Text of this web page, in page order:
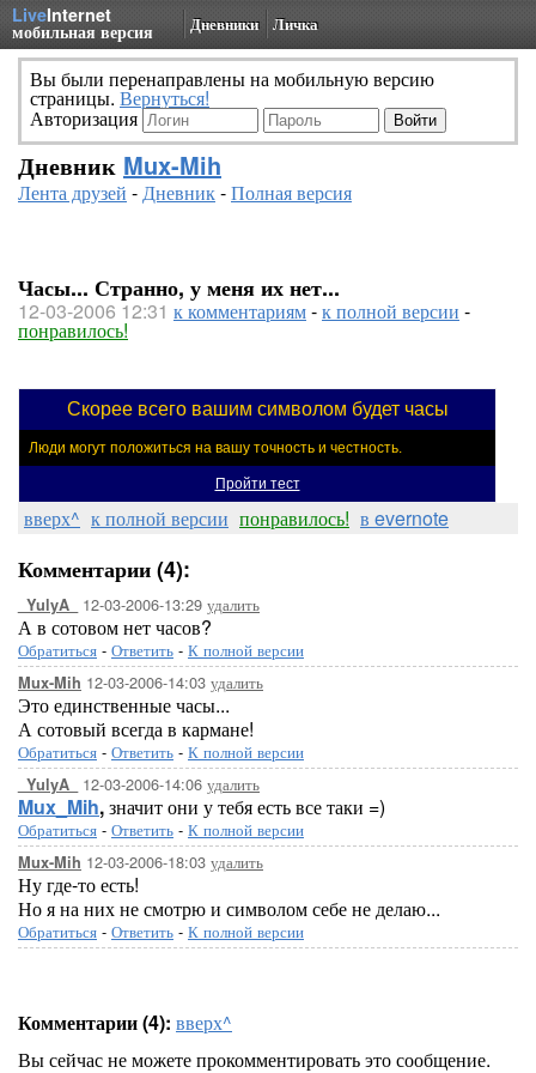
LiveInternet
мобильная версия Дневники Личка
Вы были перенаправлены на мобильную версию
страницы. Вернуться!
Авторизация
Дневник Mux-Mih
Лента друзей -Дневник-Полная версия
Часы... Странно, у меня их нет...
12-03-2006 12:31 к комментариям-к полной версии -
понравилось!
Скорее всего вашим символом будет часы
Люди могут положиться на вашу точность и честность.
Пройти тест
вверх^ к полной версии понравилось! в evernote
Комментарии (4):
_YulyA_ 12-03-2006-13:29 удалить
А в сотовом нет часов?
Обратиться - Ответить - К полной версии
Mux-Mih 12-03-2006-14:03 удалить
Это единственные часы...
А сотовый всегда в кармане!
Обратиться - Ответить - К полной версии
_YulyA_ 12-03-2006-14:06 удалить
Mux_Mih,значит они у тебя есть все таки =)
Обратиться - Ответить - К полной версии
Mux-Mih 12-03-2006-18:03 удалить
Ну где-то есть!
Но я на них не смотрю и символом себе не делаю...
Обратиться - Ответить - К полной версии
Комментарии (4): вверх^
Вы сейчас не можете прокомментировать это сообщение.